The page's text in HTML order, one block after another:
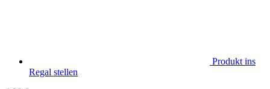
Produkt ins
Regal stellen